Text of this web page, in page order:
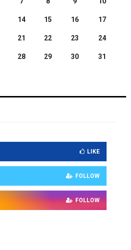
14 15 16 17
21 22 23 24
28 29 30
31
LIKE
FOLLOW
FOLLOW